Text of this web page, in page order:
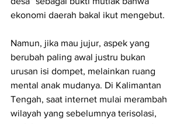
ekonomi daerah bakal ikut mengebut.
Namun, jika mau jujur, aspek yang
berubah paling awal justru bukan
urusan isi dompet, melainkan ruang
mental anak mudanya. Di Kalimantan
Tengah, saat internet mulai merambah
wilayah yang sebelumnya terisolasi,